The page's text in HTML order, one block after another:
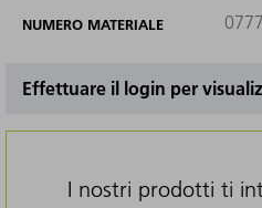
NUMERO MATERIALE
Effettuare il login per
I nostri prodotti ti